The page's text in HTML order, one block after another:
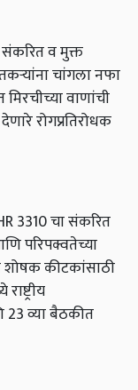
संकरित व मुक्त
चांगला नफा
वाणांची
रोगप्रतिरोधक
3310 चा संकरित
परिपक्वतेच्या
कीटकांसाठी
व्या बैठकीत